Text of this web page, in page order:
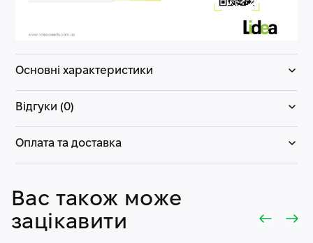
Основні характеристики
Відгуки (0)
Оплата та доставка
Вас також може
зацікавити